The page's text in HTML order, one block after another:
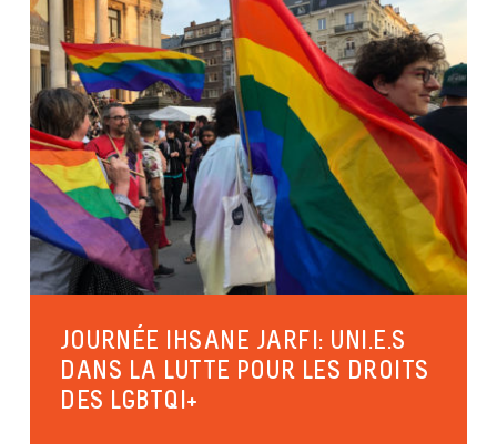
JOURNÉE IHSANE JARFI: UNI.E.S
DANS LA LUTTE POUR LES DROITS
DES LGBTQI+